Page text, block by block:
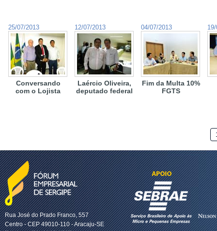
25/07/2013
Conversando
com o Lojista
12/07/2013
Laércio Oliveira,
deputado federal
04/07/2013
Fim da Multa 10%
FGTS
Rua José do Prado Franco, 557
Centro - CEP 49010-110 - Aracaju-SE